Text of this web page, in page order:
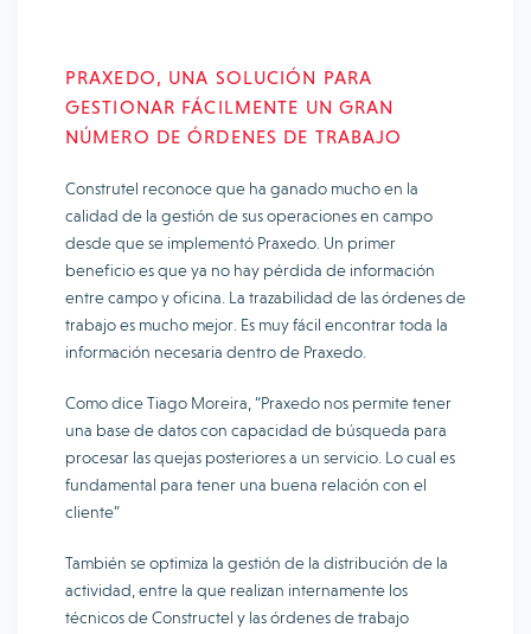
PRAXEDO, UNA SOLUCIÓN PARA
GESTIONAR FÁCILMENTE UN GRAN
NÚMERO DE ÓRDENES DE TRABAJO
Construtel reconoce que ha ganado mucho en la
calidad de la gestión de sus operaciones en campo
desde que se implementó Praxedo. Un primer
beneficio es que ya no hay pérdida de información
entre campo y oficina. La trazabilidad de las órdenes de
trabajo es mucho mejor. Es muy fácil encontrar toda la
información necesaria dentro de Praxedo.
Como dice Tiago Moreira, “Praxedo nos permite tener
una base de datos con capacidad de búsqueda para
procesar las quejas posteriores a un servicio. Lo cual es
fundamental para tener una buena relación con el
cliente”
También se optimiza la gestión de la distribución de la
actividad, entre la que realizan internamente los
técnicos de Constructel y las órdenes de trabajo